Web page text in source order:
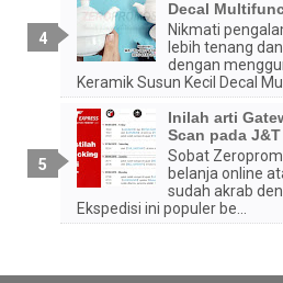
Decal
Nikmati
lebih tenang
dengan
Keramik Susun Kecil Decal
Inilah arti
Scan pada
Sobat
belanja online
sudah akrab
Ekspedisi ini populer be...